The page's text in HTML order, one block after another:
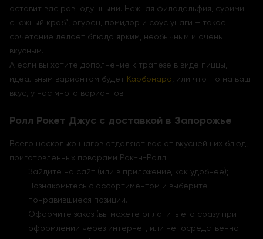
оставит вас равнодушными. Нежная филадельфия, сурими
снежный краб”, огурец, помидор и соус унаги – такое
сочетание делает блюдо ярким, необычным и очень
вкусным.
А если вы хотите дополнение к трапезе в виде пиццы,
идеальным вариантом будет Карбонара, или что-то на ваш
вкус, у нас много вариантов.
Ролл Рокет Джус с доставкой в Запорожье
Всего несколько шагов отделяют вас от вкуснейших блюд,
приготовленных поварами Рок-н-Ролл:
Зайдите на сайт (или в приложение, как удобнее);
Познакомьтесь с ассортиментом и выберите
понравившиеся позиции.
Оформите заказ (вы можете оплатить его сразу при
оформлении через интернет, или непосредственно